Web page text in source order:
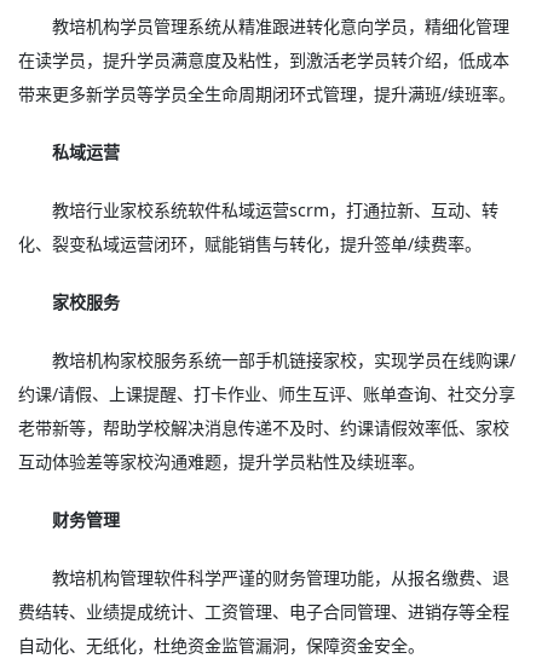
教培机构学员管理系统从精准跟进转化意向学员，精细化管理
在读学员，提升学员满意度及粘性，到激活老学员转介绍，低成本
带来更多新学员等学员全生命周期闭环式管理，提升满班/续班率。
私域运营
教培行业家校系统软件私域运营scrm，打通拉新、互动、转
化、裂变私域运营闭环，赋能销售与转化，提升签单/续费率。
家校服务
教培机构家校服务系统一部手机链接家校，实现学员在线购课/
约课/请假、上课提醒、打卡作业、师生互评、账单查询、社交分享
老带新等，帮助学校解决消息传递不及时、约课请假效率低、家校
互动体验差等家校沟通难题，提升学员粘性及续班率。
财务管理
教培机构管理软件科学严谨的财务管理功能，从报名缴费、退
费结转、业绩提成统计、工资管理、电子合同管理、进销存等全程
自动化、无纸化，杜绝资金监管漏洞，保障资金安全。